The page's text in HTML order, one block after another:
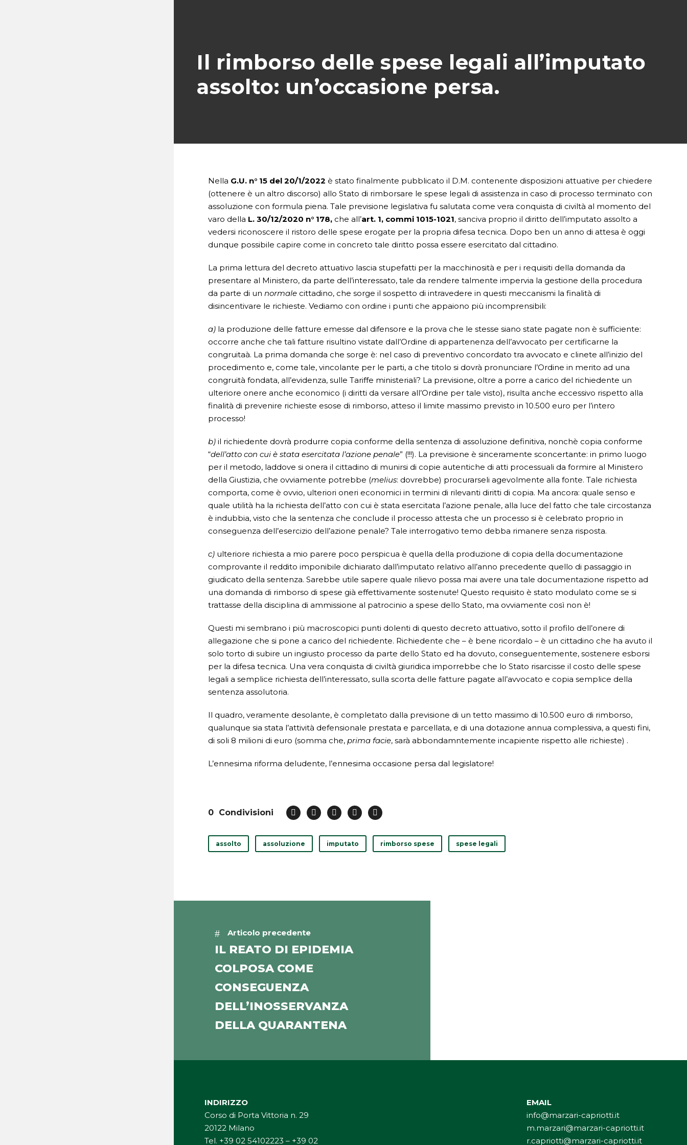
Il rimborso delle spese legali all’imputato
assolto: un’occasione persa.
Nella G.U. n° 15 del 20/1/2022 è stato finalmente pubblicato il D.M. contenente disposizioni attuative per chiedere
(ottenere è un altro discorso) allo Stato di rimborsare le spese legali di assistenza in caso di processo terminato con
assoluzione con formula piena. Tale previsione legislativa fu salutata come vera conquista di civiltà al momento del
varo della L. 30/12/2020 n° 178, che all’art. 1, commi 1015-1021, sanciva proprio il diritto dell’imputato assolto a
vedersi riconoscere il ristoro delle spese erogate per la propria difesa tecnica. Dopo ben un anno di attesa è oggi
dunque possibile capire come in concreto tale diritto possa essere esercitato dal cittadino.
La prima lettura del decreto attuativo lascia stupefatti per la macchinosità e per i requisiti della domanda da
presentare al Ministero, da parte dell’interessato, tale da rendere talmente impervia la gestione della procedura
da parte di un normale cittadino, che sorge il sospetto di intravedere in questi meccanismi la finalità di
disincentivare le richieste. Vediamo con ordine i punti che appaiono più incomprensibili:
a) la produzione delle fatture emesse dal difensore e la prova che le stesse siano state pagate non è sufficiente:
occorre anche che tali fatture risultino vistate dall’Ordine di appartenenza dell’avvocato per certificarne la
congruitaà. La prima domanda che sorge è: nel caso di preventivo concordato tra avvocato e clinete all’inizio del
procedimento e, come tale, vincolante per le parti, a che titolo si dovrà pronunciare l’Ordine in merito ad una
congruità fondata, all’evidenza, sulle Tariffe ministeriali? La previsione, oltre a porre a carico del richiedente un
ulteriore onere anche economico (i diritti da versare all’Ordine per tale visto), risulta anche eccessivo rispetto alla
finalità di prevenire richieste esose di rimborso, atteso il limite massimo previsto in 10.500 euro per l’intero
processo!
b) il richiedente dovrà produrre copia conforme della sentenza di assoluzione definitiva, nonchè copia conforme
“dell’atto con cui è stata esercitata l’azione penale” (!!!). La previsione è sinceramente sconcertante: in primo luogo
per il metodo, laddove si onera il cittadino di munirsi di copie autentiche di atti processuali da formire al Ministero
della Giustizia, che ovviamente potrebbe (melius: dovrebbe) procurarseli agevolmente alla fonte. Tale richiesta
comporta, come è ovvio, ulteriori oneri economici in termini di rilevanti diritti di copia. Ma ancora: quale senso e
quale utilità ha la richiesta dell’atto con cui è stata esercitata l’azione penale, alla luce del fatto che tale circostanza
è indubbia, visto che la sentenza che conclude il processo attesta che un processo si è celebrato proprio in
conseguenza dell’esercizio dell’azione penale? Tale interrogativo temo debba rimanere senza risposta.
c) ulteriore richiesta a mio parere poco perspicua è quella della produzione di copia della documentazione
comprovante il reddito imponibile dichiarato dall’imputato relativo all’anno precedente quello di passaggio in
giudicato della sentenza. Sarebbe utile sapere quale rilievo possa mai avere una tale documentazione rispetto ad
una domanda di rimborso di spese già effettivamente sostenute! Questo requisito è stato modulato come se si
trattasse della disciplina di ammissione al patrocinio a spese dello Stato, ma ovviamente così non è!
Questi mi sembrano i più macroscopici punti dolenti di questo decreto attuativo, sotto il profilo dell’onere di
allegazione che si pone a carico del richiedente. Richiedente che – è bene ricordalo – è un cittadino che ha avuto il
solo torto di subire un ingiusto processo da parte dello Stato ed ha dovuto, conseguentemente, sostenere esborsi
per la difesa tecnica. Una vera conquista di civiltà giuridica imporrebbe che lo Stato risarcisse il costo delle spese
legali a semplice richiesta dell’interessato, sulla scorta delle fatture pagate all’avvocato e copia semplice della
sentenza assolutoria.
Il quadro, veramente desolante, è completato dalla previsione di un tetto massimo di 10.500 euro di rimborso,
qualunque sia stata l’attività defensionale prestata e parcellata, e di una dotazione annua complessiva, a questi fini,
di soli 8 milioni di euro (somma che, prima facie, sarà abbondamntemente incapiente rispetto alle richieste) .
L’ennesima riforma deludente, l’ennesima occasione persa dal legislatore!
0 Condivisioni
assolto assoluzione imputato rimborso spese spese legali
Articolo precedente
IL REATO DI EPIDEMIA
COLPOSA COME
CONSEGUENZA
DELL’INOSSERVANZA
DELLA QUARANTENA
INDIRIZZO
Corso di Porta Vittoria n. 29
20122 Milano
Tel. +39 02 54102223 – +39 02
EMAIL
info@marzari-capriotti.it
m.marzari@marzari-capriotti.it
r.capriotti@marzari-capriotti.it